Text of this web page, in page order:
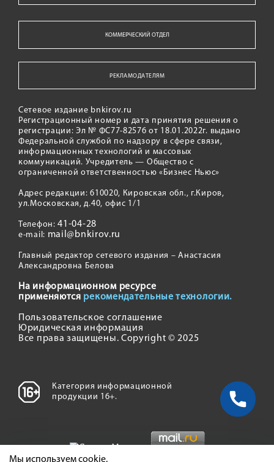
КОММЕРЧЕСКИЙ ОТДЕЛ
РЕКЛАМОДАТЕЛЯМ
Сетевое издание bnkirov.ru
Регистрационный номер и дата принятия решения о
регистрации: Эл № ФС77-82576 от 18.01.2022г. выдано
Федеральной службой по надзору в сфере связи,
информационных технологий и массовых
коммуникаций. Учредитель — Общество с
ограниченной ответственностью «Бизнес Ньюс»
Адрес редакции: 610020, Кировская обл., г.Киров,
ул.Московская, д.40, офис 1/1
Телефон:41-04-28
e-mail: mail@bnkirov.ru
Главный редактор сетевого издания – Анастасия
Александровна Белова
На информационном ресурсе
применяются рекомендательные технологии.
Пользовательское соглашение
Юридическая информация
Все права защищены. Copyright © 2025
Категория информационной
продукции 16+.
Мы используем cookie.